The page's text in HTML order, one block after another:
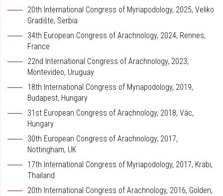
20th International Congress of Myriapodology, 2025, Veliko
Gradište, Serbia
34th European Congress of Arachnology, 2024, Rennes,
France
22nd International Congress of Arachnology, 2023,
Montevideo, Uruguay
18th International Congress of Myriapodology, 2019,
Budapest, Hungary
31st European Congress of Arachnology, 2018, Vác,
Hungary
30th European Congress of Arachnology, 2017,
Nottingham, UK
17th International Congress of Myriapodology, 2017, Krabi,
Thailand
20th International Congress of Arachnology, 2016, Golden,